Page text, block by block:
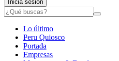
Inicia sesión
Lo último
Peru Quiosco
Portada
Empresas